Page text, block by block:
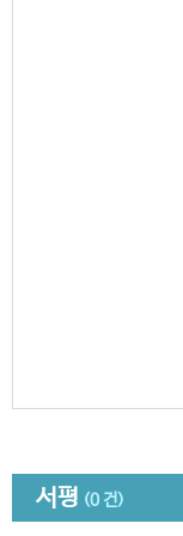
서평 (0 건)